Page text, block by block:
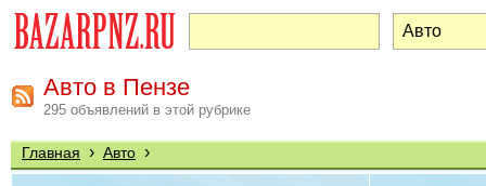
Авто в Пензе
295 объявлений в этой рубрике
Главная › Авто ›